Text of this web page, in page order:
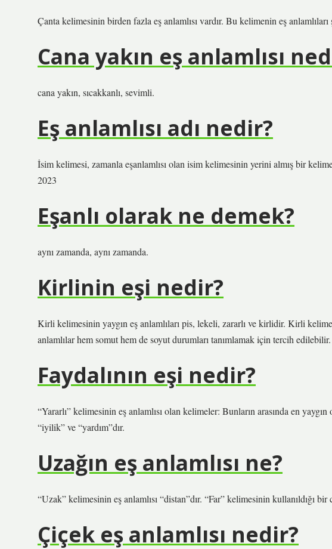
Çanta kelimesinin birden fazla eş anlamlısı vardır. Bu kelimenin eş
Cana yakın eş anlamlısı
cana yakın, sıcakkanlı, sevimli.
Eş anlamlısı adı nedir?
İsim kelimesi, zamanla eşanlamlısı olan isim kelimesinin yerini almış bir
2023
Eşanlı olarak ne demek?
aynı zamanda, aynı zamanda.
Kirlinin eşi nedir?
Kirli kelimesinin yaygın eş anlamlıları pis, lekeli, zararlı ve kirlidir. Kirli
anlamlılar hem somut hem de soyut durumları tanımlamak için tercih edilebilir.
Faydalının eşi nedir?
“Yararlı” kelimesinin eş anlamlısı olan kelimeler: Bunların arasında en
“iyilik” ve “yardım”dır.
Uzağın eş anlamlısı ne?
“Uzak” kelimesinin eş anlamlısı “distan”dır. “Far” kelimesinin kullanıldığı
Çiçek eş anlamlısı nedir?